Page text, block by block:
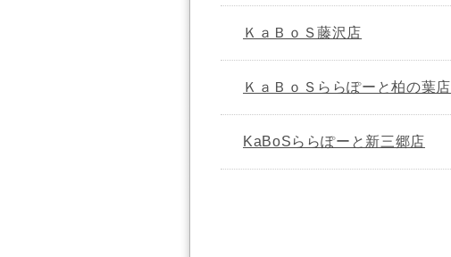
ＫａＢｏＳ藤沢店
ＫａＢｏＳららぽーと柏の葉店
KaBoSららぽーと新三郷店